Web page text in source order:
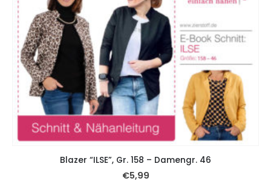
Blazer “ILSE”, Gr. 158 – Damengr. 46
€5,99